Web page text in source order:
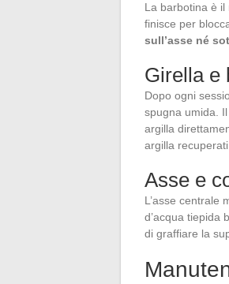
La barbotina è il
finisce per
sull’asse né
Girella e
Dopo ogni
spugna umida.
argilla
argilla
Asse e
L’asse centrale
d’acqua tiepida
di graffiare la